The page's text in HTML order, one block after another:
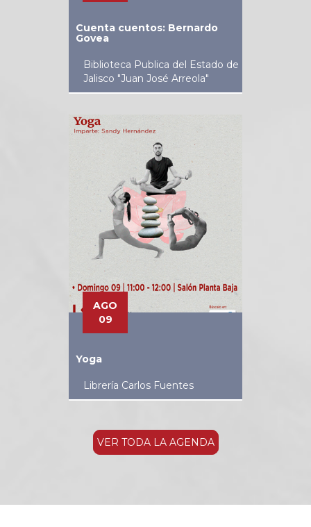
Cuenta cuentos: Bernardo
Govea
Biblioteca Publica del Estado de
Jalisco "Juan José Arreola"
AGO
09
Yoga
Librería Carlos Fuentes
VER TODA LA AGENDA